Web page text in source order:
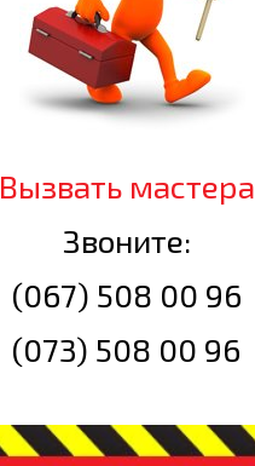
Вызвать мастера
Звоните:
(067) 508 00 96
(073) 508 00 96